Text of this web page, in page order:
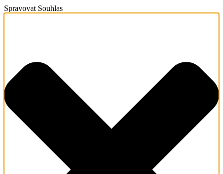
Spravovat Souhlas